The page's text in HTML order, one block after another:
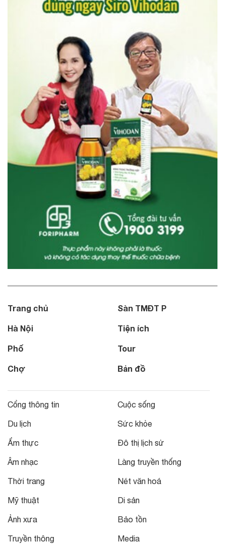
Trang chủ
Hà Nội
Phố
Chợ
Sàn TMĐT P
Tiện ích
Tour
Bản đồ
Cổng thông tin
Du lịch
Ẩm thực
Âm nhạc
Thời trang
Mỹ thuật
Ảnh xưa
Truyền thông
Cuộc sống
Sức khỏe
Đô thị lịch sử
Làng truyền thống
Nét văn hoá
Di sản
Bảo tồn
Media